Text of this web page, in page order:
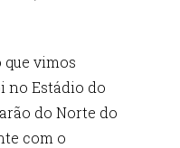
vimos
no Estádio do
do Norte do
com o